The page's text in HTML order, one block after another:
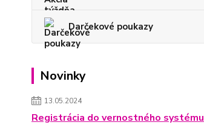
Darčekové poukazy
Novinky
13.05.2024
Registrácia do vernostného systému